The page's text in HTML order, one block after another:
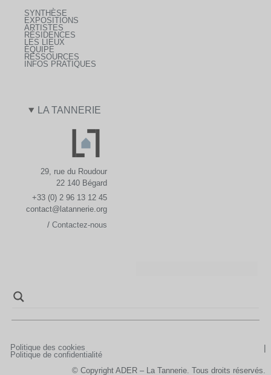
SYNTHÈSE
EXPOSITIONS
ARTISTES
RÉSIDENCES
LES LIEUX
ÉQUIPE
RESSOURCES
INFOS PRATIQUES
LA TANNERIE
29, rue du Roudour
22 140 Bégard
+33 (0) 2 96 13 12 45
contact@latannerie.org
/Contactez-nous
Politique des cookies
Politique de confidentialité
© Copyright ADER – La Tannerie. Tous droits réservés.